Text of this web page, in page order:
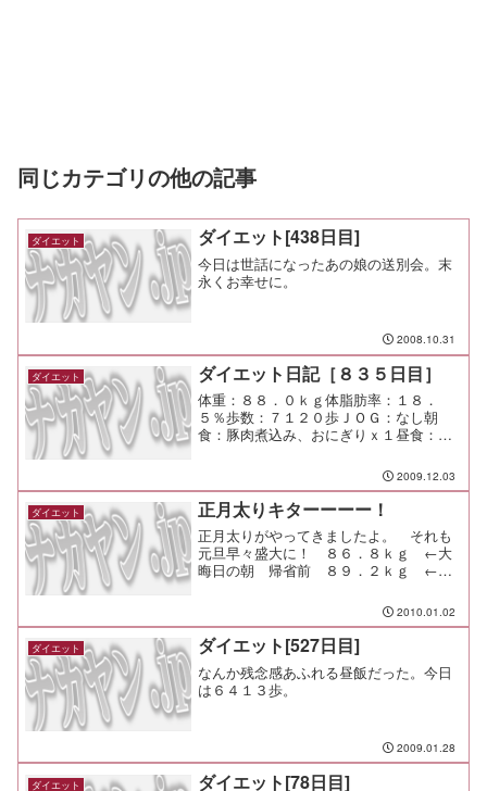
同じカテゴリの他の記事
ダイエット ダイエット[438日目]
今日は世話になったあの娘の送別会。末
永くお幸せに。
2008.10.31
ダイエット ダイエット日記［８３５日目］
体重：８８．０ｋｇ体脂肪率：１８．
５％歩数：７１２０歩ＪＯＧ：なし朝
食：豚肉煮込み、おにぎりｘ１昼食：Ｂ
隣局懇親会（二俣川）間食：メモ：昨日
はまさかの０：３０まで仕事。 異動直
後って辛いわー
2009.12.03
ダイエット 正月太りキターーーー！
正月太りがやってきましたよ。 それも
元旦早々盛大に！ ８６．８ｋｇ ←大
晦日の朝 帰省前 ８９．２ｋｇ ←元
ｇ！！！！！ キターーーー！我が目を
疑ったが、ＴＡＮＩＴＡの体重計は冷静
沈着だ。いったいこの３６時間...
2010.01.02
ダイエット ダイエット[527日目]
なんか残念感あふれる昼飯だった。今日
は６４１３歩。
2009.01.28
ダイエット ダイエット[78日目]